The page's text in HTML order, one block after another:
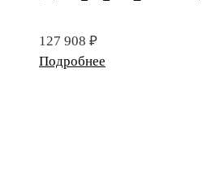
127 908 ₽
Подробнее